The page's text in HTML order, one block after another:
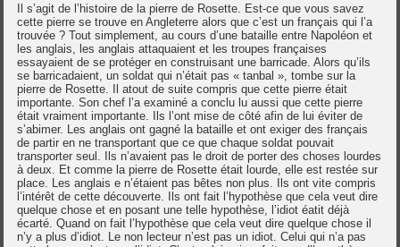
Il s’agit de l’histoire de la pierre de Rosette. Est-ce que vous savez
cette pierre se trouve en Angleterre alors que c’est un français qui l’a
trouvée ? Tout simplement, au cours d’une bataille entre Napoléon et
les anglais, les anglais attaquaient et les troupes françaises
essayaient de se protéger en construisant une barricade. Alors qu’ils
se barricadaient, un soldat qui n’était pas « tanbal », tombe sur la
pierre de Rosette. Il atout de suite compris que cette pierre était
importante. Son chef l’a examiné a conclu lu aussi que cette pierre
était vraiment importante. Ils l’ont mise de côté afin de lui éviter de
s’abimer. Les anglais ont gagné la bataille et ont exiger des français
de partir en ne transportant que ce que chaque soldat pouvait
transporter seul. Ils n’avaient pas le droit de porter des choses lourdes
à deux. Et comme la pierre de Rosette était lourde, elle est restée sur
place. Les anglais e n’étaient pas bêtes non plus. Ils ont vite compris
l’intérêt de cette découverte. Ils ont fait l’hypothèse que cela veut dire
quelque chose et en posant une telle hypothèse, l’idiot éatit déjà
écarté. Quand on fait l’hypothèse que cela veut dire quelque chose il
n’y a plus d’idiot. Le non lecteur n’est pas un idiot. Celui qui n’a pas